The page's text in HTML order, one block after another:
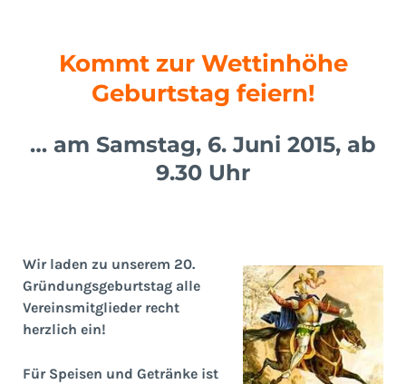
Kommt zur Wettinhöhe
Geburtstag feiern!
… am Samstag, 6. Juni 2015, ab
9.30 Uhr
Wir laden zu unserem 20.
Gründungsgeburtstag alle
Vereinsmitglieder recht
herzlich ein!
Für Speisen und Getränke ist